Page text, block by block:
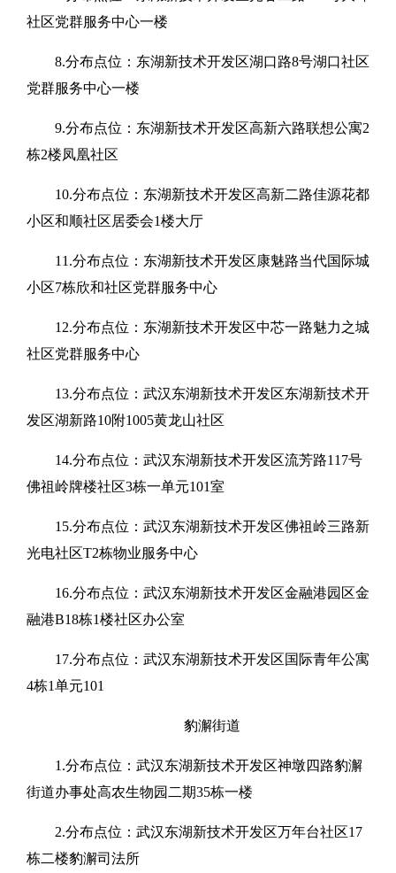
社区党群服务中心一楼
8.分布点位：东湖新技术开发区湖口路8号湖口社区
党群服务中心一楼
9.分布点位：东湖新技术开发区高新六路联想公寓2
栋2楼凤凰社区
10.分布点位：东湖新技术开发区高新二路佳源花都
小区和顺社区居委会1楼大厅
11.分布点位：东湖新技术开发区康魅路当代国际城
小区7栋欣和社区党群服务中心
12.分布点位：东湖新技术开发区中芯一路魅力之城
社区党群服务中心
13.分布点位：武汉东湖新技术开发区东湖新技术开
发区湖新路10附1005黄龙山社区
14.分布点位：武汉东湖新技术开发区流芳路117号
佛祖岭牌楼社区3栋一单元101室
15.分布点位：武汉东湖新技术开发区佛祖岭三路新
光电社区T2栋物业服务中心
16.分布点位：武汉东湖新技术开发区金融港园区金
融港B18栋1楼社区办公室
17.分布点位：武汉东湖新技术开发区国际青年公寓
4栋1单元101
豹澥街道
1.分布点位：武汉东湖新技术开发区神墩四路豹澥
街道办事处高农生物园二期35栋一楼
2.分布点位：武汉东湖新技术开发区万年台社区17
栋二楼豹澥司法所